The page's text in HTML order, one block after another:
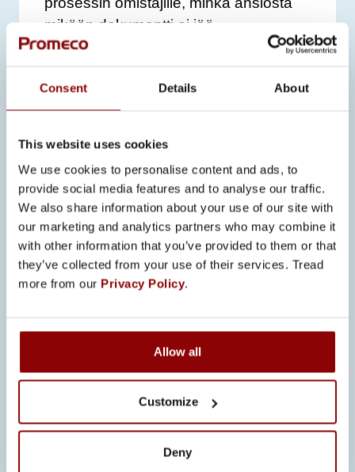
Consent Details About
This website uses cookies
We use cookies to personalise content and ads, to
provide social media features and to analyse our traffic.
We also share information about your use of our site with
our marketing and analytics partners who may combine it
with other information that you’ve provided to them or that
they’ve collected from your use of their services. Tread
more from our Privacy Policy.
Allow all
Customize
Deny
mikään dokumentti ei jää
katselmoimatta. Se auttaa järjestelmän
vastineet lähetetty SGS:lle. Vastine
sisälsi muun muassa
juurisyyanalyysin, miksi poikkeamat
löytyivät, miten ne korjataan ja millaisia
ehkäiseviä toimenpiteitä Promeco
tekee vastaisuuden varalle.
Sertifikaattien uusimisten lisäksi
toimesta, ja se auttaa yritystä
hahmottamaan kokonaiskuvaa
9001, 45001 ja 14001 sertifikaatit